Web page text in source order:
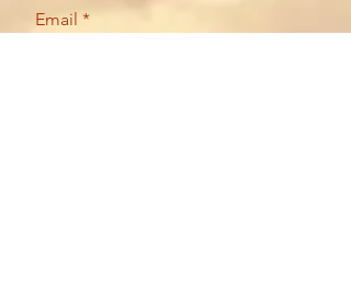
Email